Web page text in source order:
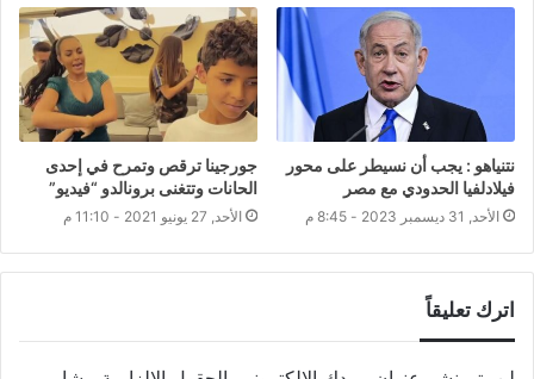
نتنياهو : يجب أن نسيطر على محور
فيلادلفيا الحدودي مع مصر
الأحد, 31 ديسمبر 2023 - 8:45 م
جورجينا ترقص وتمرح في إحدى
الحانات وتتغنى برونالدو “فيديو”
الأحد, 27 يونيو 2021 - 11:10 م
اترك تعليقاً